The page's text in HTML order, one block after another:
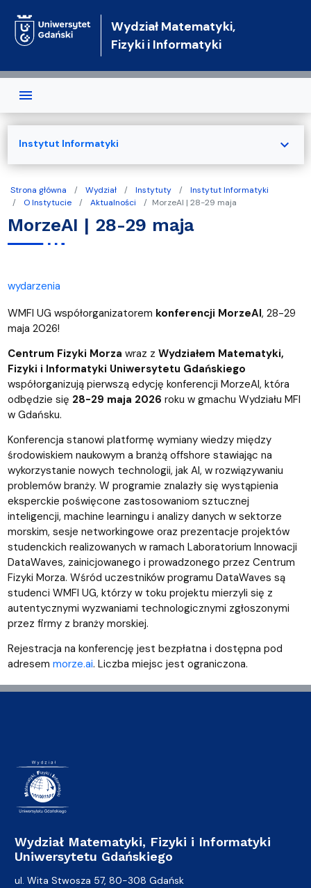
Wydział Matematyki,
Fizyki i Informatyki
Strona główna Wydział Instytuty
Instytut Informatyki
O Instytucie
Aktualności MorzeAI | 28-29 maja
MorzeAI | 28-29 maja
wydarzenia
WMFI UG współorganizatorem konferencji MorzeAI, 28-29
maja 2026!
Centrum Fizyki Morza wraz z Wydziałem Matematyki,
Fizyki i Informatyki Uniwersytetu Gdańskiego
współorganizują pierwszą edycję konferencji MorzeAI, która
odbędzie się 28-29 maja 2026 roku w gmachu Wydziału MFI
w Gdańsku.
Konferencja stanowi platformę wymiany wiedzy między
środowiskiem naukowym a branżą offshore stawiając na
wykorzystanie nowych technologii, jak AI, w rozwiązywaniu
problemów branży. W programie znalazły się wystąpienia
eksperckie poświęcone zastosowaniom sztucznej
inteligencji, machine learningu i analizy danych w sektorze
morskim, sesje networkingowe oraz prezentacje projektów
studenckich realizowanych w ramach Laboratorium Innowacji
DataWaves, zainicjowanego i prowadzonego przez Centrum
Fizyki Morza. Wśród uczestników programu DataWaves są
studenci WMFI UG, którzy w toku projektu mierzyli się z
autentycznymi wyzwaniami technologicznymi zgłoszonymi
przez firmy z branży morskiej.
Rejestracja na konferencję jest bezpłatna i dostępna pod
adresem morze.ai. Liczba miejsc jest ograniczona.
Instytut Informatyki expand_more
Wydział Matematyki, Fizyki i Informatyki
Uniwersytetu Gdańskiego
ul. Wita Stwosza 57, 80-308 Gdańsk